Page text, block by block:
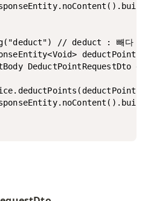
// deduct : 빼다
deductPoints(
DeductPointRequestDto